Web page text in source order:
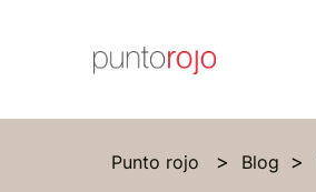
Punto rojo Blog